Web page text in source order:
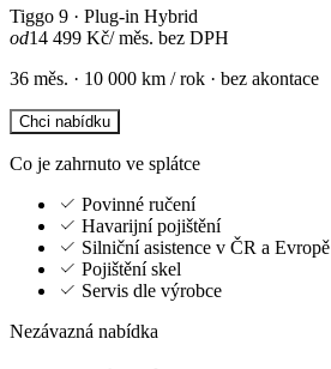
Tiggo 9 · Plug-in Hybrid
od14 499 Kč/ měs. bez DPH
36 měs. · 10 000 km / rok · bez akontace
Chci nabídku
Co je zahrnuto ve splátce
Povinné ručení
Havarijní pojištění
Silniční asistence v ČR a Evropě
Pojištění skel
Servis dle výrobce
Nezávazná nabídka